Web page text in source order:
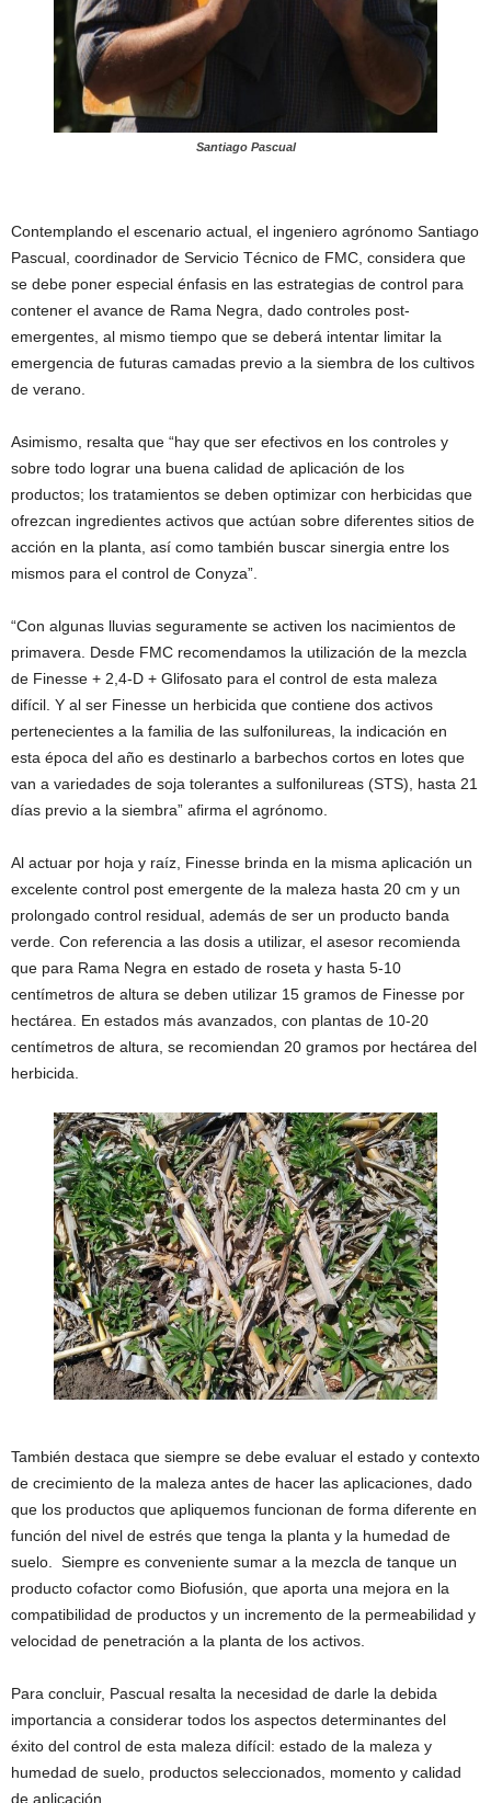
Santiago Pascual
Contemplando el escenario actual, el ingeniero agrónomo Santiago
Pascual, coordinador de Servicio Técnico de FMC, considera que
se debe poner especial énfasis en las estrategias de control para
contener el avance de Rama Negra, dado controles post-
emergentes, al mismo tiempo que se deberá intentar limitar la
emergencia de futuras camadas previo a la siembra de los cultivos
de verano.
Asimismo, resalta que “hay que ser efectivos en los controles y
sobre todo lograr una buena calidad de aplicación de los
productos; los tratamientos se deben optimizar con herbicidas que
ofrezcan ingredientes activos que actúan sobre diferentes sitios de
acción en la planta, así como también buscar sinergia entre los
mismos para el control de Conyza”.
“Con algunas lluvias seguramente se activen los nacimientos de
primavera. Desde FMC recomendamos la utilización de la mezcla
de Finesse + 2,4-D + Glifosato para el control de esta maleza
difícil. Y al ser Finesse un herbicida que contiene dos activos
pertenecientes a la familia de las sulfonilureas, la indicación en
esta época del año es destinarlo a barbechos cortos en lotes que
van a variedades de soja tolerantes a sulfonilureas (STS), hasta 21
días previo a la siembra” afirma el agrónomo.
Al actuar por hoja y raíz, Finesse brinda en la misma aplicación un
excelente control post emergente de la maleza hasta 20 cm y un
prolongado control residual, además de ser un producto banda
verde. Con referencia a las dosis a utilizar, el asesor recomienda
que para Rama Negra en estado de roseta y hasta 5-10
centímetros de altura se deben utilizar 15 gramos de Finesse por
hectárea. En estados más avanzados, con plantas de 10-20
centímetros de altura, se recomiendan 20 gramos por hectárea del
herbicida.
También destaca que siempre se debe evaluar el estado y contexto
de crecimiento de la maleza antes de hacer las aplicaciones, dado
que los productos que apliquemos funcionan de forma diferente en
función del nivel de estrés que tenga la planta y la humedad de
suelo. Siempre es conveniente sumar a la mezcla de tanque un
producto cofactor como Biofusión, que aporta una mejora en la
compatibilidad de productos y un incremento de la permeabilidad y
velocidad de penetración a la planta de los activos.
Para concluir, Pascual resalta la necesidad de darle la debida
importancia a considerar todos los aspectos determinantes del
éxito del control de esta maleza difícil: estado de la maleza y
humedad de suelo, productos seleccionados, momento y calidad
de aplicación.